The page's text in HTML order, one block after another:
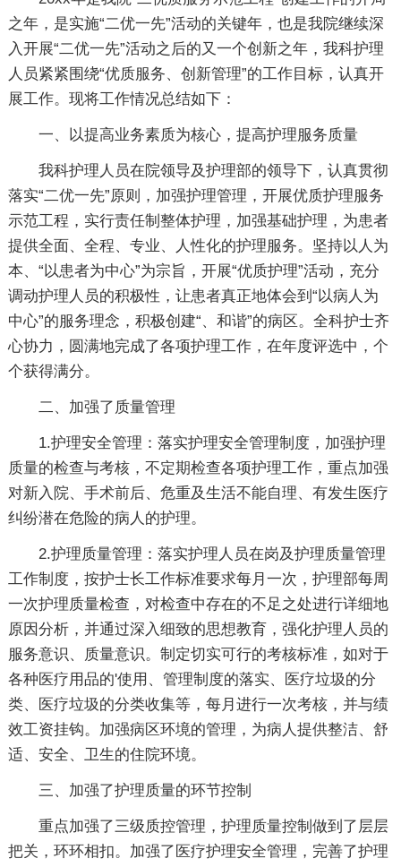
之年，是实施“二优一先”活动的关键年，也是我院继续深
入开展“二优一先”活动之后的又一个创新之年，我科护理
人员紧紧围绕“优质服务、创新管理”的工作目标，认真开
展工作。现将工作情况总结如下：
一、以提高业务素质为核心，提高护理服务质量
我科护理人员在院领导及护理部的领导下，认真贯彻
落实“二优一先”原则，加强护理管理，开展优质护理服务
示范工程，实行责任制整体护理，加强基础护理，为患者
提供全面、全程、专业、人性化的护理服务。坚持以人为
本、“以患者为中心”为宗旨，开展“优质护理”活动，充分
调动护理人员的积极性，让患者真正地体会到“以病人为
中心”的服务理念，积极创建“、和谐”的病区。全科护士齐
心协力，圆满地完成了各项护理工作，在年度评选中，个
个获得满分。
二、加强了质量管理
1.护理安全管理：落实护理安全管理制度，加强护理
质量的检查与考核，不定期检查各项护理工作，重点加强
对新入院、手术前后、危重及生活不能自理、有发生医疗
纠纷潜在危险的病人的护理。
2.护理质量管理：落实护理人员在岗及护理质量管理
工作制度，按护士长工作标准要求每月一次，护理部每周
一次护理质量检查，对检查中存在的不足之处进行详细地
原因分析，并通过深入细致的思想教育，强化护理人员的
服务意识、质量意识。制定切实可行的考核标准，如对于
各种医疗用品的'使用、管理制度的落实、医疗垃圾的分
类、医疗垃圾的分类收集等，每月进行一次考核，并与绩
效工资挂钩。加强病区环境的管理，为病人提供整洁、舒
适、安全、卫生的住院环境。
三、加强了护理质量的环节控制
重点加强了三级质控管理，护理质量控制做到了层层
把关，环环相扣。加强了医疗护理安全管理，完善了护理